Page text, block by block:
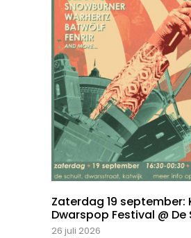
Zaterdag 19 september:
Dwarspop Festival @ De
26 juli 2026